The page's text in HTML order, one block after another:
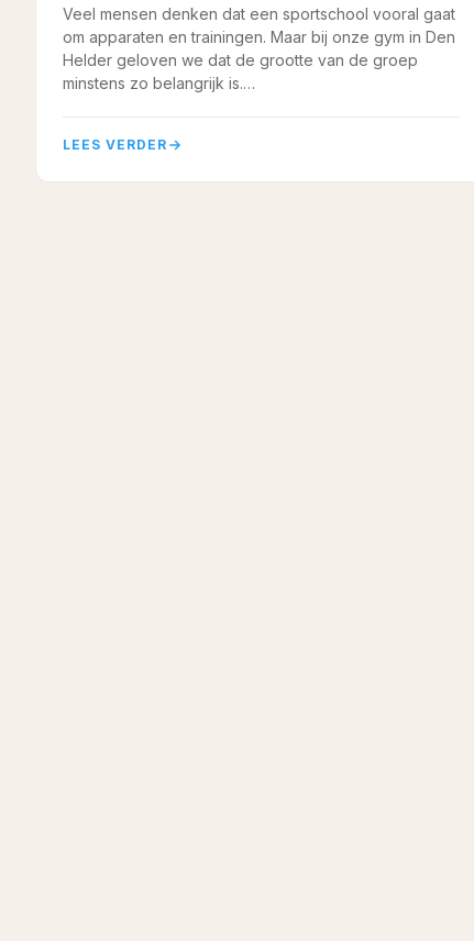
Veel mensen denken dat een sportschool vooral gaat
om apparaten en trainingen. Maar bij onze gym in Den
Helder geloven we dat de grootte van de groep
minstens zo belangrijk is.…
LEES VERDER